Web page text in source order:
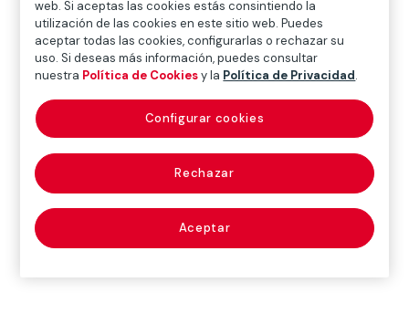
departamento de
cobranza (premium
collection
department)
Aquel que tiene por objeto el cobro de recibos de
nueva producción o de cartera y la resolución de
web. Si aceptas las cookies estás consintiendo la
utilización de las cookies en este sitio web. Puedes
aceptar todas las cookies, configurarlas o rechazar su
uso. Si deseas más información, puedes consultar
nuestra Política de Cookiesy la Política de Privacidad.
Rechazar
Aceptar
Configurar cookies